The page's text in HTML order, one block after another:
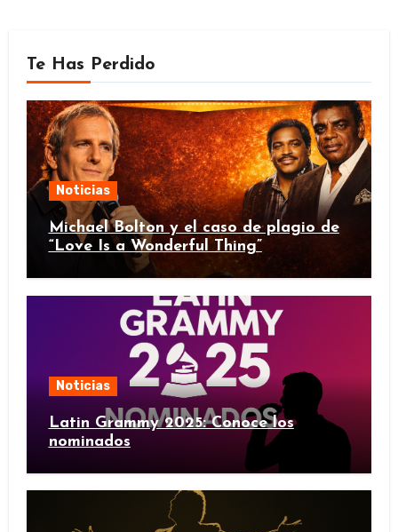
Te Has Perdido
Noticias
Michael Bolton y el caso de plagio de
“Love Is a Wonderful Thing”
Noticias
Latin Grammy 2025: Conoce los
nominados